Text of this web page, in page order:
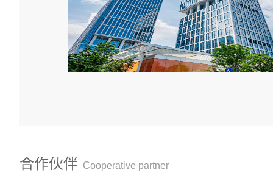
合作伙伴 Cooperative partner